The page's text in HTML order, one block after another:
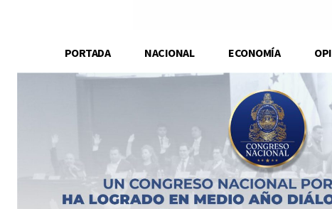
PORTADA NACIONAL ECONOMÍA